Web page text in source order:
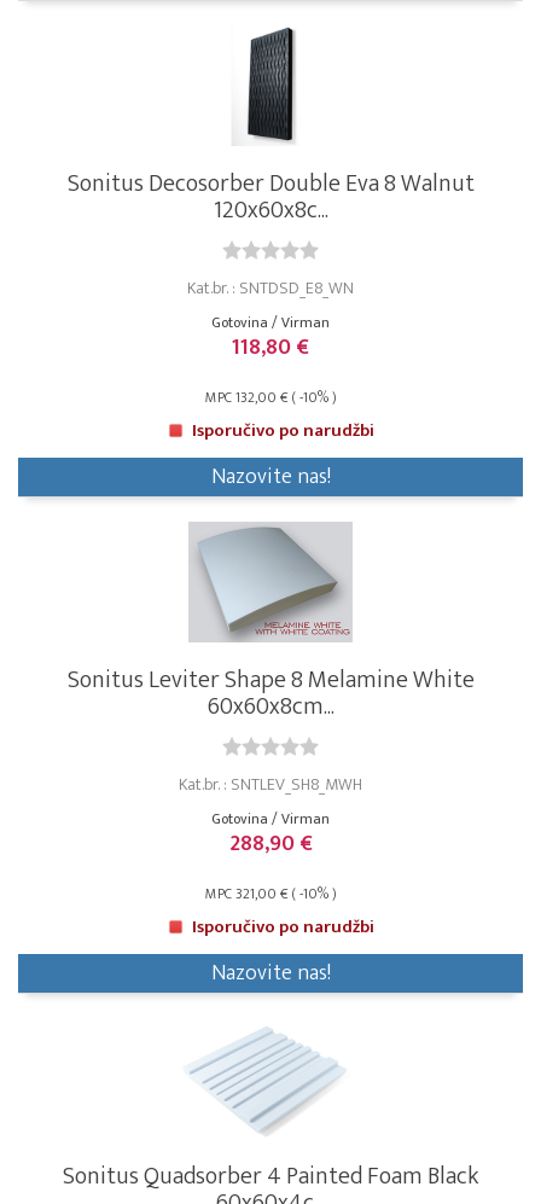
Sonitus Decosorber Double Eva 8 Walnut
120x60x8c...
Kat.br. : SNTDSD_E8_WN
Gotovina / Virman
118,80 €
MPC 132,00 € ( -10% )
Isporučivo po narudžbi
Nazovite nas!
Sonitus Leviter Shape 8 Melamine White
60x60x8cm...
Kat.br. : SNTLEV_SH8_MWH
Gotovina / Virman
288,90 €
MPC 321,00 € ( -10% )
Isporučivo po narudžbi
Nazovite nas!
Sonitus Quadsorber 4 Painted Foam Black